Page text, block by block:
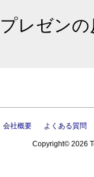
レゼン
会社概要 よくある質問
Copyright© 2026